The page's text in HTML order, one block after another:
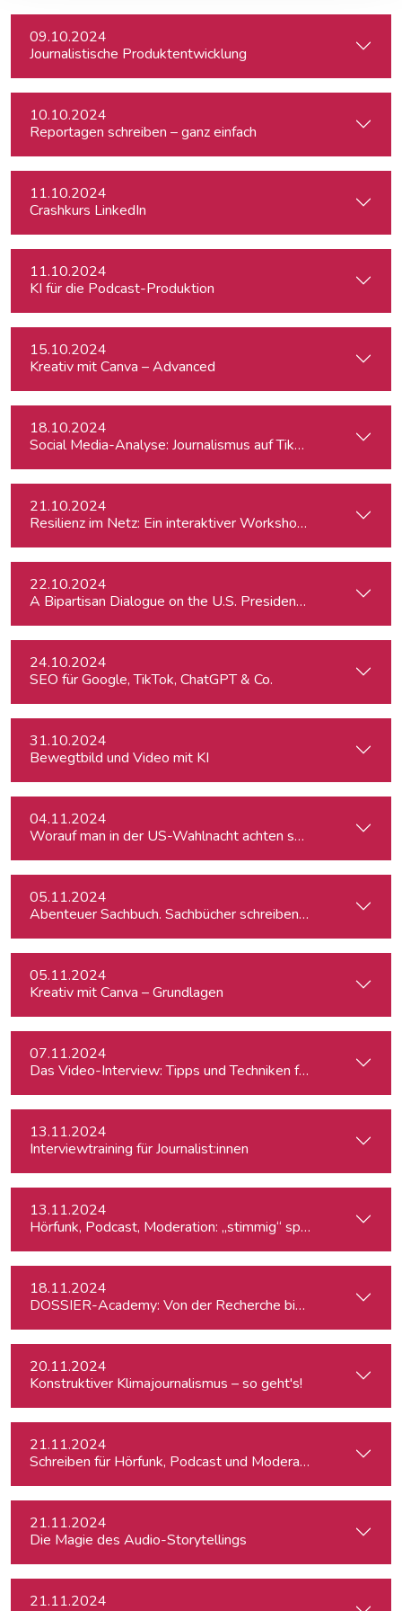
09.10.2024
Journalistische Produktentwicklung
10.10.2024
Reportagen schreiben – ganz einfach
11.10.2024
Crashkurs LinkedIn
11.10.2024
KI für die Podcast-Produktion
15.10.2024
Kreativ mit Canva – Advanced
18.10.2024
Social Media-Analyse: Journalismus auf TikTok
21.10.2024
Resilienz im Netz: Ein interaktiver Workshop im Umgang
22.10.2024
A Bipartisan Dialogue on the U.S. Presidential Elections:
24.10.2024
SEO für Google, TikTok, ChatGPT & Co.
31.10.2024
Bewegtbild und Video mit KI
04.11.2024
Worauf man in der US-Wahlnacht achten sollte
05.11.2024
Abenteuer Sachbuch. Sachbücher schreiben für
05.11.2024
Kreativ mit Canva – Grundlagen
07.11.2024
Das Video-Interview: Tipps und Techniken für TV und Web
13.11.2024
Interviewtraining für Journalist:innen
13.11.2024
Hörfunk, Podcast, Moderation: „stimmig“ sprechen
18.11.2024
DOSSIER-Academy: Von der Recherche bis zur
20.11.2024
Konstruktiver Klimajournalismus – so geht's!
21.11.2024
Schreiben für Hörfunk, Podcast und Moderation
21.11.2024
Die Magie des Audio-Storytellings
21.11.2024